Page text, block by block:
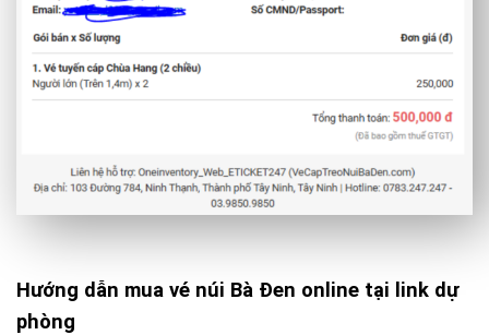
Hướng dẫn mua vé núi Bà Đen online tại link dự
phòng